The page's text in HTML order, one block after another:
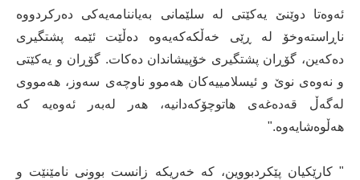
ئه‌وه‌تا دوێنێ یه‌كێتی له‌ سلێمانی به‌یاننامه‌یه‌كی ده‌ركردووه‌
ناڕاسته‌وخۆ له‌ ڕێی خه‌ڵكه‌كه‌یه‌وه‌ ده‌ڵێت ئێمه‌ پشتگیری
ده‌كه‌ین، گۆڕان پشتگیری خۆپیشاندان ده‌كات. گۆڕان و یه‌كێتی
و نه‌وه‌ی نوێ و ئیسلامییه‌كان هه‌موو ناوچه‌ی سه‌وز، هه‌مووی
له‌گه‌ڵ قه‌ده‌غه‌ی هاتوچۆكه‌دانیه‌، هه‌ر له‌به‌ر ئه‌وه‌یه‌ كه‌
هه‌ڵوه‌شایه‌وه‌."
" كارێكیان پێكردبووین، كه‌ خه‌ریكه‌ زانست بوونی نامێنێت و